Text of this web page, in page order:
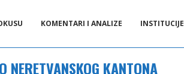
KOMENTARI I ANALIZE INSTITUCIJE
NERETVANSKOG KANTONA